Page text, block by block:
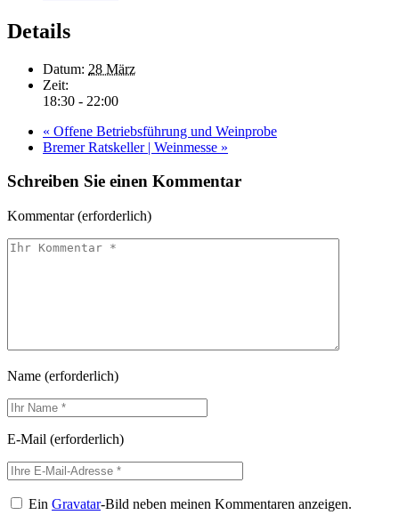
Details
Datum: 28 März
Zeit:
18:30 - 22:00
« Offene Betriebsführung und Weinprobe
Bremer Ratskeller | Weinmesse »
Schreiben Sie einen Kommentar
Kommentar (erforderlich)
Name (erforderlich)
E-Mail (erforderlich)
EinGravatar-Bild neben meinen Kommentaren anzeigen.